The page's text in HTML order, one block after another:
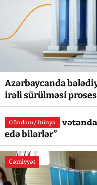
Azərbaycanda
irəli sürülməsi
Gündəm / Dünya
“Erməniəsilli
edə bilərlər”
Cəmiyyət